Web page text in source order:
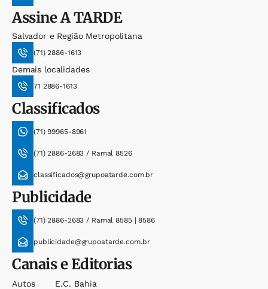
AssineA TARDE
Salvador e Região Metropolitana
(71) 2886-1613
Demais localidades
71 2886-1613
Classificados
(71) 99965-8961
(71) 2886-2683 / Ramal 8526
classificados@grupoatarde.com.br
Publicidade
(71) 2886-2683 / Ramal 8585 | 8586
publicidade@grupoatarde.com.br
Canais e Editorias
Autos
E.c. Bahia